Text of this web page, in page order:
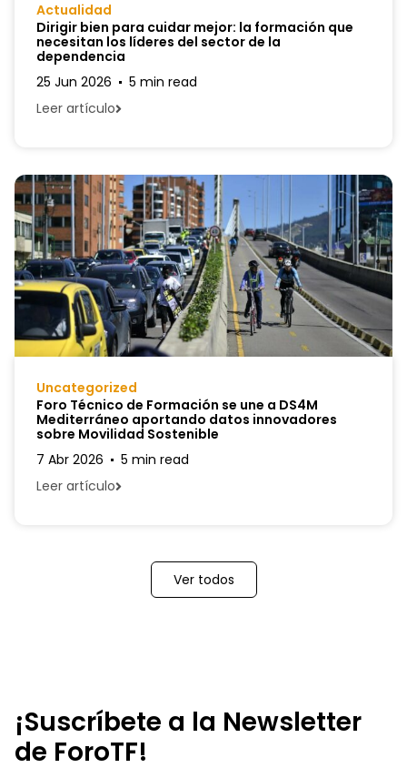
Actualidad
Dirigir bien para cuidar mejor: la formación que
necesitan los líderes del sector de la
dependencia
25 Jun 2026
5 min read
Leer artículo
Uncategorized
Foro Técnico de Formación se une a DS4M
Mediterráneo aportando datos innovadores
sobre Movilidad Sostenible
7 Abr 2026
5 min read
Leer artículo
Ver todos
¡Suscríbete a la Newsletter
de ForoTF!